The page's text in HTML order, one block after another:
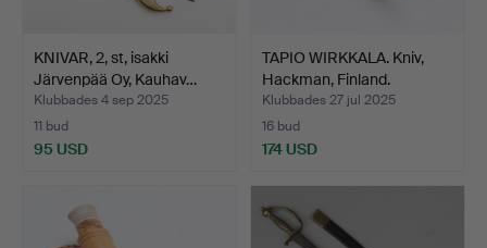
KNIVAR, 2, st, isakki
Järvenpää Oy, Kauhav…
Klubbades 4 sep 2025
11 bud
95 USD
TAPIO WIRKKALA. Kniv,
Hackman, Finland.
Klubbades 27 jul 2025
16 bud
174 USD